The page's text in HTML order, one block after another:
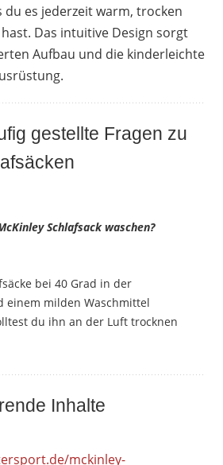
du es jederzeit warm, trocken
Das intuitive Design sorgt
Aufbau und die kinderleichte
gestellte Fragen zu
Schlafsack waschen?
bei 40 Grad in der
einem milden Waschmittel
du ihn an der Luft trocknen
Inhalte
mckinley-